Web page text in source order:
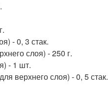
- 0, 3 стак.
слоя) - 250 г.
- 1 шт.
верхнего слоя) - 0, 5 стак.